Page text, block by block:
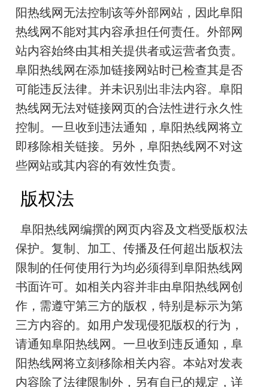
阳热线网无法控制该等外部网站，因此阜阳
热线网不能对其内容承担任何责任。外部网
站内容始终由其相关提供者或运营者负责。
阜阳热线网在添加链接网站时已检查其是否
可能违反法律。并未识别出非法内容。阜阳
热线网无法对链接网页的合法性进行永久性
控制。一旦收到违法通知，阜阳热线网将立
即移除相关链接。另外，阜阳热线网不对这
些网站或其内容的有效性负责。
版权法
阜阳热线网编撰的网页内容及文档受版权法
保护。复制、加工、传播及任何超出版权法
限制的任何使用行为均必须得到阜阳热线网
书面许可。如相关内容并非由阜阳热线网创
作，需遵守第三方的版权，特别是标示为第
三方内容的。如用户发现侵犯版权的行为，
请通知阜阳热线网。一旦收到违反通知，阜
阳热线网将立刻移除相关内容。本站对发表
内容除了法律限制外，另有自已的规定，详